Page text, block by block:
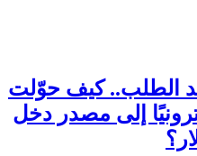
الطلب.. كيف حوّلت
إلى مصدر دخل